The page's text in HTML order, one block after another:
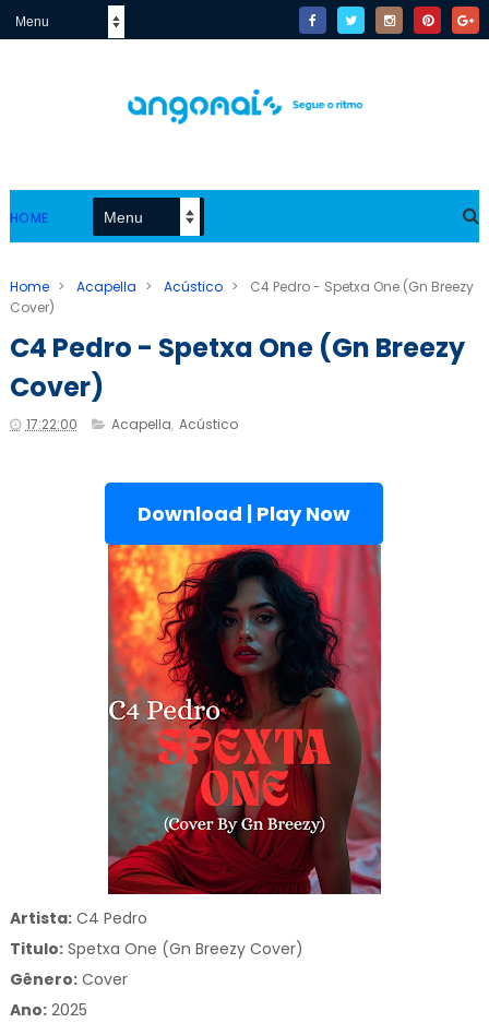
HOME
Home > Acapella > Acústico >
C4 Pedro - Spetxa One (Gn Breezy
Cover)
C4 Pedro - Spetxa One (Gn Breezy
Cover)
17:22:00 Acapella, Acústico
Download | Play Now
Artista:C4 Pedro
Titulo:Spetxa One (Gn Breezy Cover)
Gênero: Cover
Ano:2025